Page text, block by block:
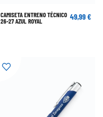
CAMISETA ENTRENO TÉCNICO
26-27 AZUL ROYAL
49,99 €